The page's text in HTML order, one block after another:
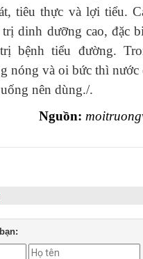
tiêu thực và lợi tiểu.
dinh dưỡng cao, đặc
bệnh tiểu đường.
nóng và oi bức thì nước
nên dùng./.
Nguồn: